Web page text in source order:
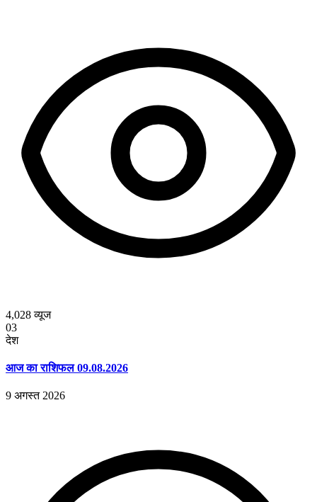
4,028व्यूज
03
देश
आज का राशिफल 09.08.2026
9 अगस्त 2026